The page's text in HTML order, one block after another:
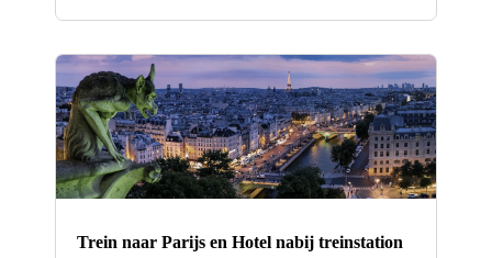
Trein naar Parijs en Hotel nabij treinstation